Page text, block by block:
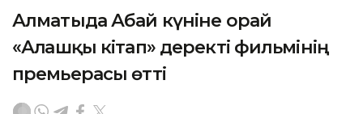
Алматыда Абай күніне орай
«Алғашқы кітап» деректі фильмінің
премьерасы өтті